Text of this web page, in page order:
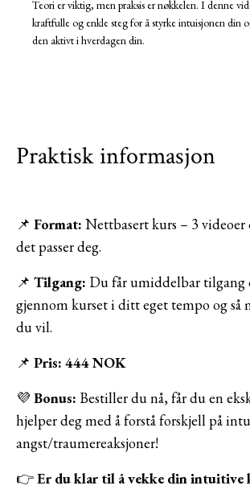
Teori er viktig, men praksis er nøkkelen. I denne
kraftfulle og enkle steg for å styrke intuisjonen din
den aktivt i hverdagen din.
Praktisk informasjon
📌 Format: Nettbasert kurs – 3 videoer
det passer deg.
📌 Tilgang: Du får umiddelbar tilgang
gjennom kurset i ditt eget tempo og så
du vil.
📌 Pris: 444 NOK
💜 Bonus: Bestiller du nå, får du en
hjelper deg med å forstå forskjell på
angst/traumereaksjoner!
👉Er du klar til å vekke din intuitive